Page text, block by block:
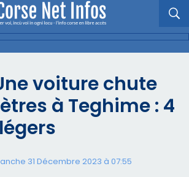
voiture chute
à Teghime : 4
31 Décembre 2023 à 07:55